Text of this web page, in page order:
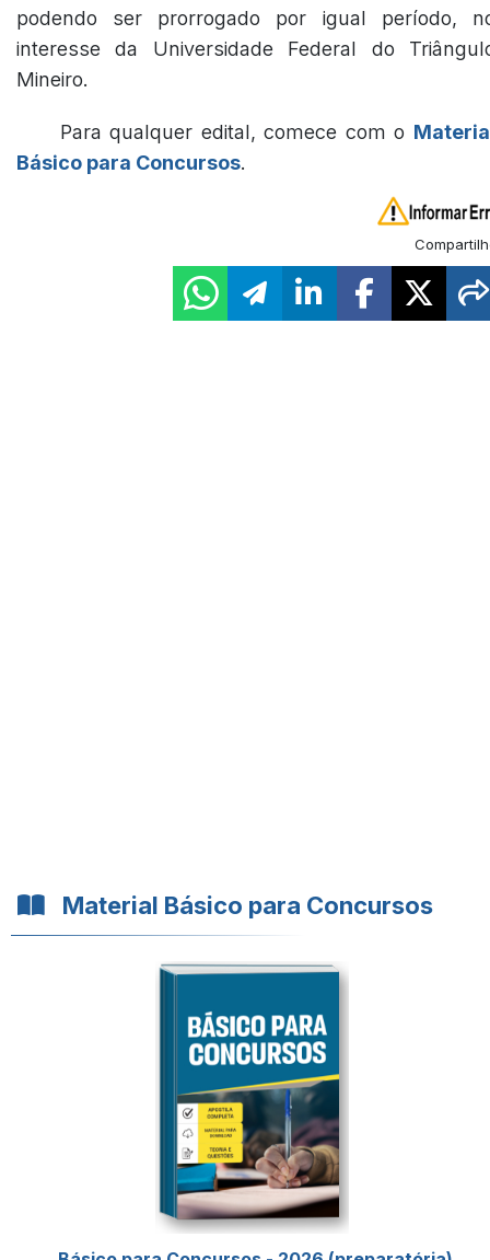
podendo ser prorrogado por igual período,
interesse da Universidade Federal do
Mineiro.
Para qualquer edital, comece com o
Básico para Concursos.
Material Básico para Concursos